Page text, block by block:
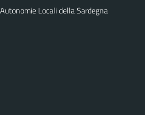
Locali della Sardegna